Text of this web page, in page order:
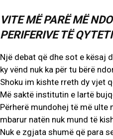
VITE MË PARË MË
PERIFERIVE TË
Një debat që dhe sot e kësaj
ky vënd nuk ka për tu bërë
Shoku im kishte rreth dy vjet
Më saktë institutin e lartë
Përherë mundohej të më ulte
mbarur natën nuk mund të
Nuk e zgjata shumë që para